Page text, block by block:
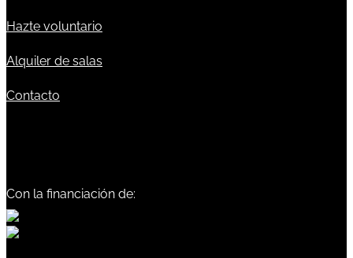
Hazte voluntario
Alquiler de salas
Contacto
Con la financiación de: